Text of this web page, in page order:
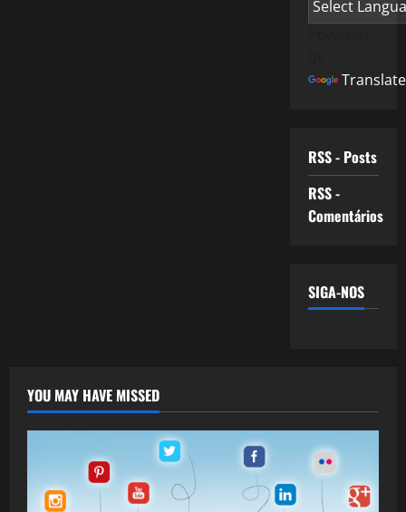
Translate
RSS - Posts
RSS -
Comentários
SIGA-NOS
YOU MAY HAVE MISSED